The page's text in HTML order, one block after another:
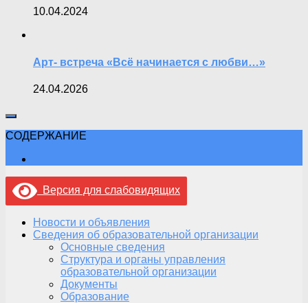
10.04.2024
Арт- встреча «Всё начинается с любви…»
24.04.2026
СОДЕРЖАНИЕ
Версия для слабовидящих
Новости и объявления
Сведения об образовательной организации
Основные сведения
Структура и органы управления
образовательной организации
Документы
Образование